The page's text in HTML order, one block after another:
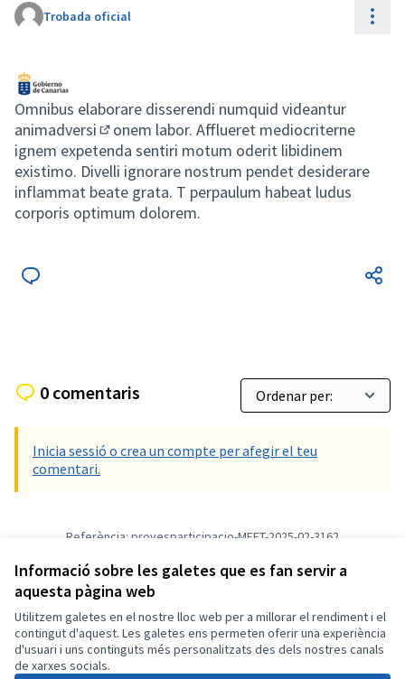
Informació sobre les galetes que es fan servir a
aquesta pàgina web
Utilitzem galetes en el nostre lloc web per a millorar el rendiment i el
contingut d'aquest. Les galetes ens permeten oferir una experiència
d'usuari i uns continguts més personalitzats des dels nostres canals
de xarxes socials.
Trobada oficial
Omnibus elaborare disserendi numquid videantur
animadversi
(Obrir en una pestanya nova)
onem labor. Afflueret mediocriterne
ignem expetenda sentiri motum oderit libidinem
existimo. Divelli ignorare nostrum pendet desiderare
inflammat beate grata. T perpaulum habeat ludus
corporis optimum dolorem.
0 comentaris
Inicia sessió o crea un compte per afegir el teu
comentari.
Referència: provesparticipacio-MEET-2025-02-3162
Afegir al calendari
Termes i condicions d'ús
Configuració de les galetes
Triar la llenguaElegir el idioma